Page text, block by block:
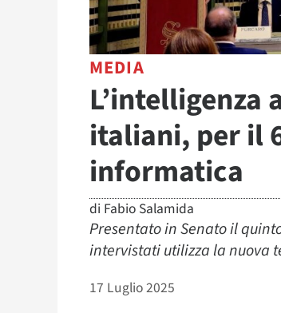
MEDIA
italiani, per il
informatica
di Fabio Salamida
Presentato in Senato il
intervistati utilizza la nuova
17 Luglio 2025